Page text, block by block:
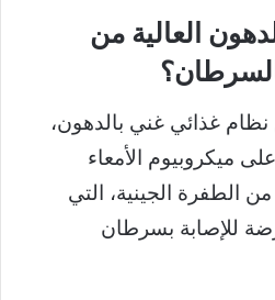
العالية من
نظام غذائي غني بالدهون،
ميكروبيوم الأمعاء
الطفرة الجينية، التي
للإصابة بسرطان